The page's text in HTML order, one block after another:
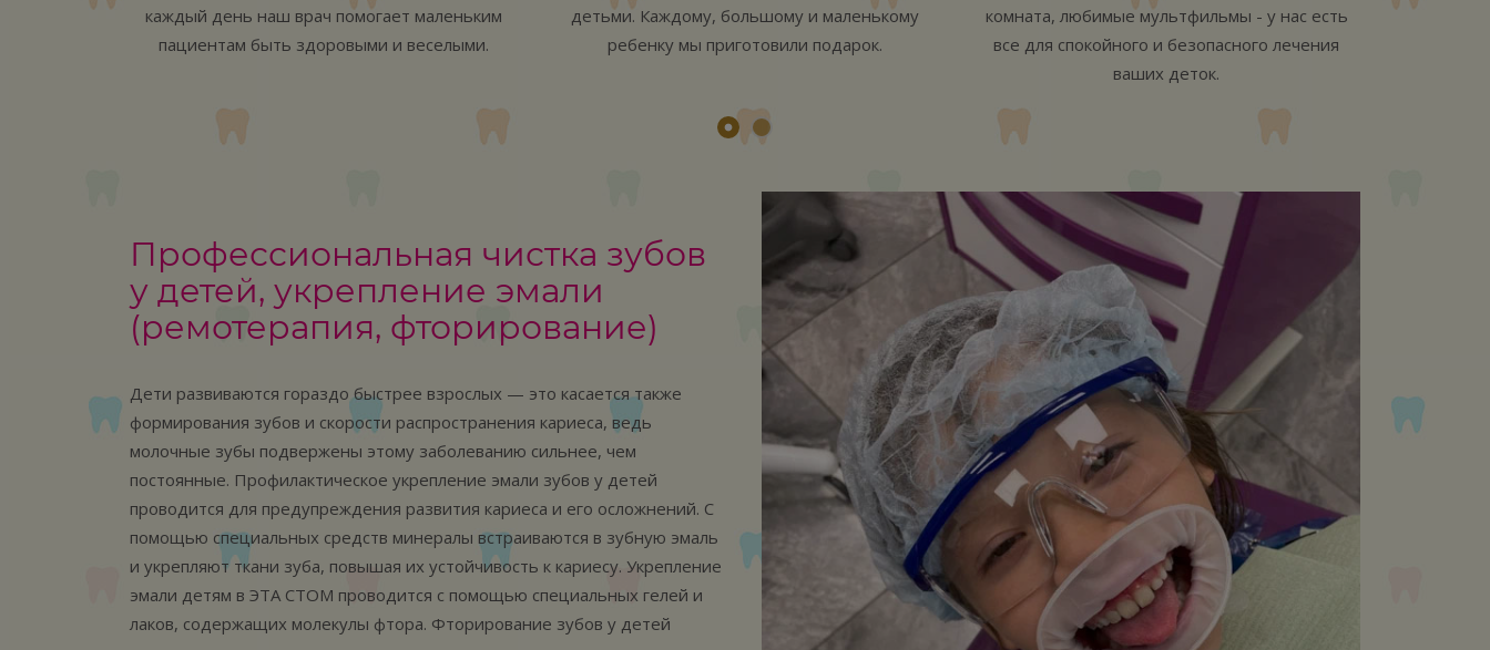
каждый день наш врач помогает маленьким
пациентам быть здоровыми и веселыми.
детьми. Каждому, большому и маленькому
ребенку мы приготовили подарок.
комната, любимые мультфильмы - у нас есть
все для спокойного и безопасного лечения
ваших деток.
Профессиональная чистка зубов
у детей, укрепление эмали
(ремотерапия, фторирование)
Дети развиваются гораздо быстрее взрослых — это касается также
формирования зубов и скорости распространения кариеса, ведь
молочные зубы подвержены этому заболеванию сильнее, чем
постоянные. Профилактическое укрепление эмали зубов у детей
проводится для предупреждения развития кариеса и его осложнений. С
помощью специальных средств минералы встраиваются в зубную эмаль
и укрепляют ткани зуба, повышая их устойчивость к кариесу. Укрепление
эмали детям в ЭТА СТОМ проводится с помощью специальных гелей и
лаков, содержащих молекулы фтора. Фторирование зубов у детей